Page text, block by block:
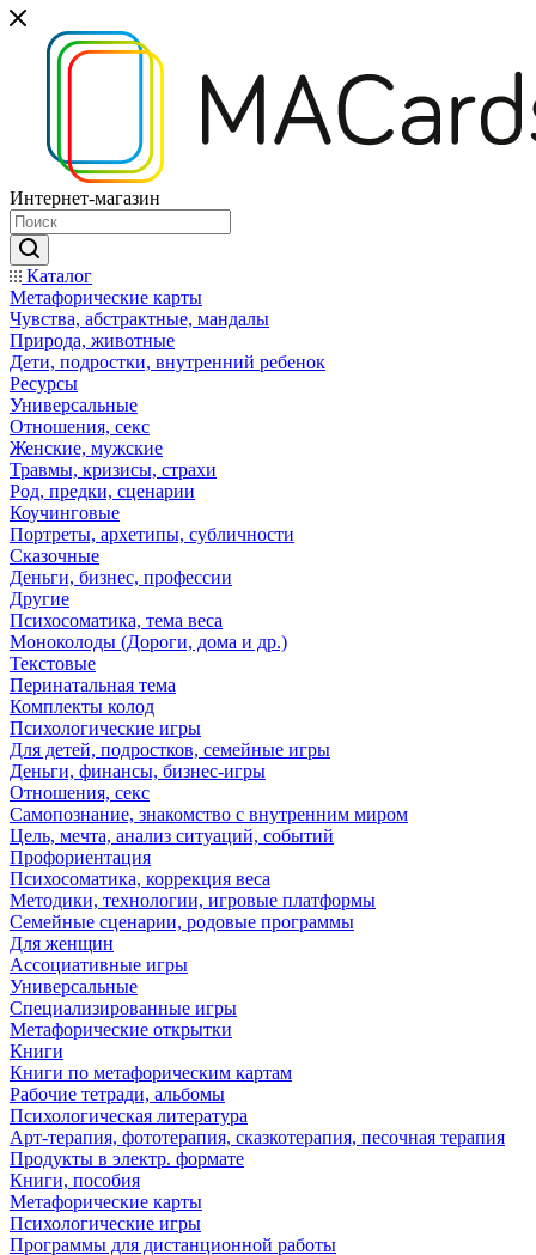
Интернет-магазин
Каталог
Mетафорические карты
Чувства, абстрактные, мандалы
Природа, животные
Дети, подростки, внутренний ребенок
Ресурсы
Универсальные
Отношения, секс
Женские, мужские
Травмы, кризисы, страхи
Род, предки, сценарии
Коучинговые
Портреты, архетипы, субличности
Сказочные
Деньги, бизнес, профессии
Другие
Психосоматика, тема веса
Моноколоды (Дороги, дома и др.)
Текстовые
Перинатальная тема
Комплекты колод
Психологические игры
Для детей, подростков, семейные игры
Деньги, финансы, бизнес-игры
Отношения, секс
Самопознание, знакомство с внутренним миром
Цель, мечта, анализ ситуаций, событий
Профориентация
Психосоматика, коррекция веса
Методики, технологии, игровые платформы
Семейные сценарии, родовые программы
Для женщин
Ассоциативные игры
Универсальные
Специализированные игры
Метафорические открытки
Книги
Книги по метафорическим картам
Рабочие тетради, альбомы
Психологическая литература
Арт-терапия, фототерапия, сказкотерапия, песочная терапия
Продукты в электр. формате
Книги, пособия
Метафорические карты
Психологические игры
Программы для дистанционной работы